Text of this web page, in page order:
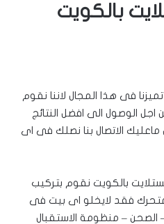
بالكويت
فى هذا المجال لاننا نقوم
اجل الوصول الى افضل النتائج
الاتصال بنا نصلك فى اى
بالكويت نقوم بتركيب
فقد لايخلو اى بيت فى
الصحن – منظومة الاستقبال